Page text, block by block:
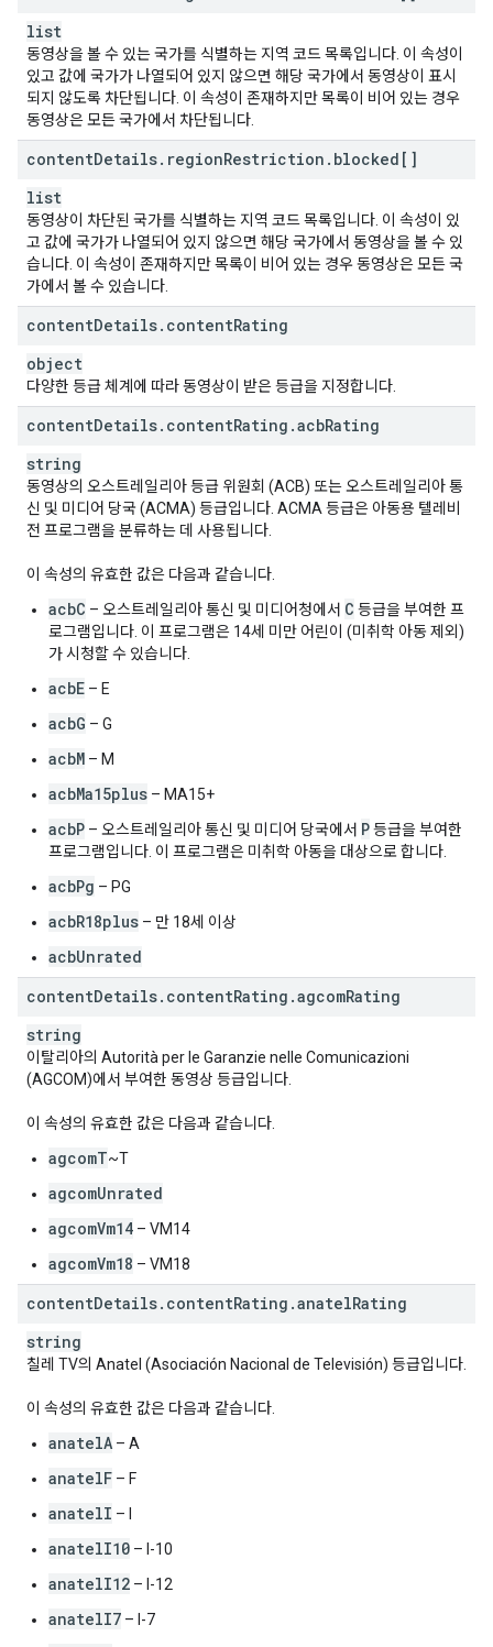
list
동영상을 볼 수 있는 국가를 식별하는 지역 코드 목록입니다. 이 속성이
있고 값에 국가가 나열되어 있지 않으면 해당 국가에서 동영상이 표시
되지 않도록 차단됩니다. 이 속성이 존재하지만 목록이 비어 있는 경우
동영상은 모든 국가에서 차단됩니다.
contentDetails. regionRestriction . blocked[]
list
동영상이 차단된 국가를 식별하는 지역 코드 목록입니다. 이 속성이 있
고 값에 국가가 나열되어 있지 않으면 해당 국가에서 동영상을 볼 수 있
습니다. 이 속성이 존재하지만 목록이 비어 있는 경우 동영상은 모든 국
가에서 볼 수 있습니다.
contentDetails. contentRating
object
다양한 등급 체계에 따라 동영상이 받은 등급을 지정합니다.
contentDetails. contentRating .acbRating
string
동영상의 오스트레일리아 등급 위원회 (ACB) 또는 오스트레일리아 통
신 및 미디어 당국 (ACMA) 등급입니다. ACMA 등급은 아동용 텔레비
전 프로그램을 분류하는 데 사용됩니다.
이 속성의 유효한 값은 다음과 같습니다.
acbC – 오스트레일리아 통신 및 미디어청에서 C 등급을 부여한 프
로그램입니다. 이 프로그램은 14세 미만 어린이 (미취학 아동 제외)
가 시청할 수 있습니다.
acbE – E
acbG – G
acbM – M
acbMa15plus – MA15+
acbP – 오스트레일리아 통신 및 미디어 당국에서 P등급을 부여한
프로그램입니다. 이 프로그램은 미취학 아동을 대상으로 합니다.
acbPg – PG
acbR18plus – 만 18세 이상
acbUnrated
contentDetails. contentRating .agcomRating
string
이탈리아의 Autorità per le Garanzie nelle Comunicazioni
(AGCOM)에서 부여한 동영상 등급입니다.
이 속성의 유효한 값은 다음과 같습니다.
agcomT~T
agcomUnrated
agcomVm14 – VM14
agcomVm18 – VM18
contentDetails. contentRating .anatelRating
string
칠레 TV의 Anatel (Asociación Nacional de Televisión) 등급입니다.
이 속성의 유효한 값은 다음과 같습니다.
anatelA – A
anatelF – F
anatelI – I
anatelI10 – I-10
anatelI12 – I-12
anatelI7 – I-7